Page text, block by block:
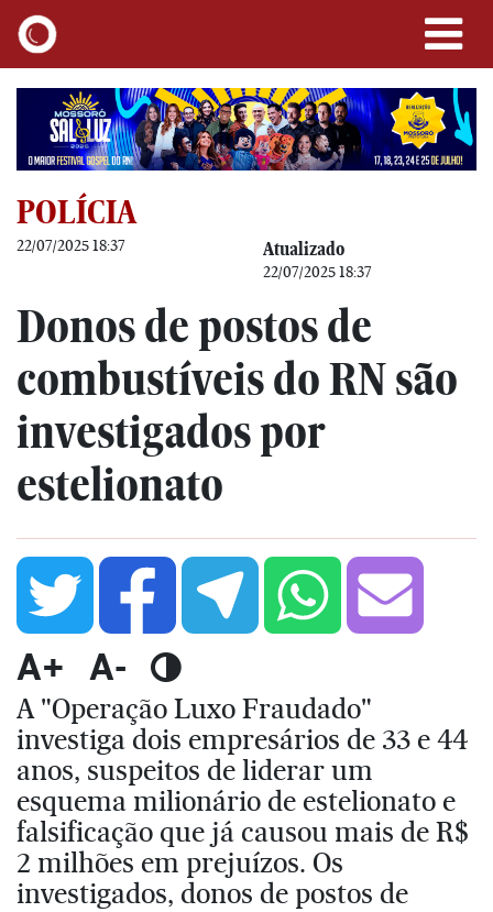
POLÍCIA
22/07/2025 18:37 Atualizado
22/07/2025 18:37
Donos de postos de
combustíveis do RN são
investigados por
estelionato
A+ A-
A "Operação Luxo Fraudado"
investiga dois empresários de 33 e 44
anos, suspeitos de liderar um
esquema milionário de estelionato e
falsificação que já causou mais de R$
2 milhões em prejuízos. Os
investigados, donos de postos de